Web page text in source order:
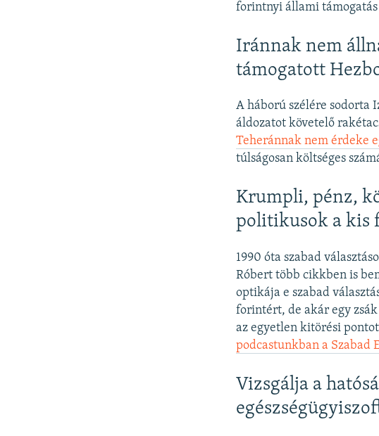
forintnyi állami
Iránnak nem
támogatott
A háború szélére sodorta
áldozatot követelő
Teheránnak nem érdeke
túlságosan költséges
Krumpli, pénz,
politikusok a kis
1990 óta szabad
Róbert több cikkben is
optikája e szabad
forintért, de akár egy
az egyetlen kitörési
podcastunkban a Szabad
Vizsgálja a